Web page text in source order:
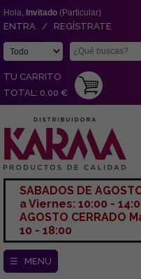
Hola, Invitado (Particular)
ENTRA / REGÍSTRATE
TU CARRITO
TOTAL: 0,00 €
SABADOS DE
a Viernes: 10:00 -
AGOSTO CERRADO
10 - 18:00
☰ MENU